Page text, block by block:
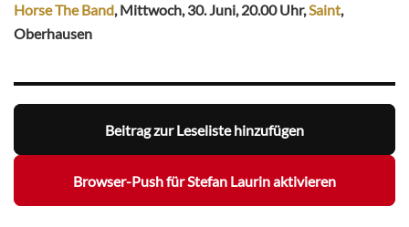
Horse The Band, Mittwoch, 30. Juni, 20.00 Uhr,Saint,
Oberhausen
Beitrag zur Leseliste hinzufügen
Browser-Push für Stefan Laurin aktivieren